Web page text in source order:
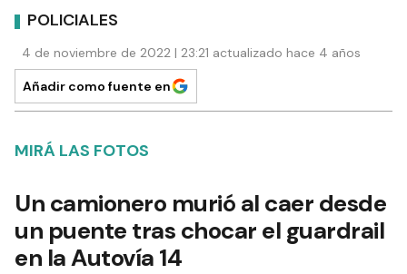
POLICIALES
4 de noviembre de 2022 | 23:21 actualizado hace 4 años
Añadir como fuente en
MIRÁ LAS FOTOS
Un camionero murió al caer desde
un puente tras chocar el guardrail
en la Autovía 14